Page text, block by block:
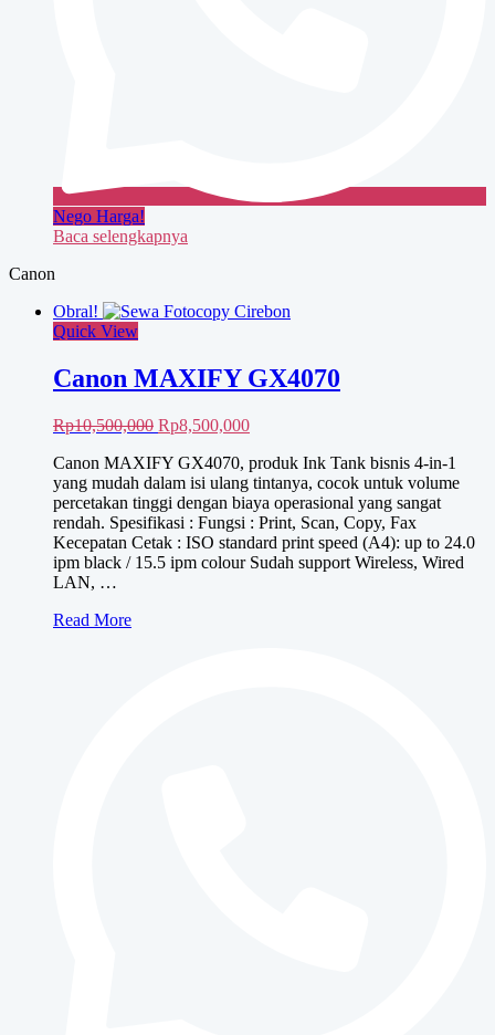
Nego Harga!
Baca selengkapnya
Canon
Obral!
Quick View
Canon MAXIFY GX4070
Rp10,500,000 Harga
adalah:
Rp10,500,000.
Rp8,500,000Harga
ini
adalah:
Rp8,500,000.
Canon MAXIFY GX4070, produk Ink Tank bisnis 4-in-1
yang mudah dalam isi ulang tintanya, cocok untuk volume
percetakan tinggi dengan biaya operasional yang sangat
rendah. Spesifikasi : Fungsi : Print, Scan, Copy, Fax
Kecepatan Cetak : ISO standard print speed (A4): up to 24.0
ipm black / 15.5 ipm colour Sudah support Wireless, Wired
LAN, …
Canon
Read More